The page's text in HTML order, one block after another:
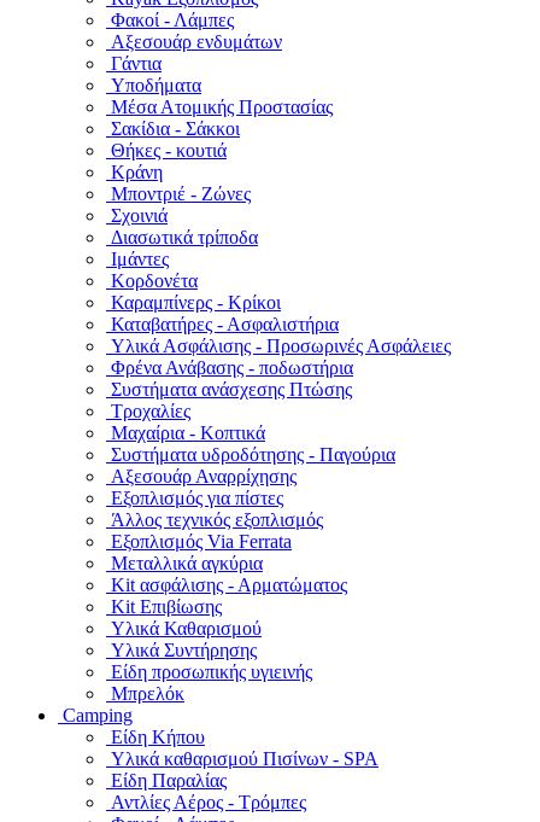
Φακοί - Λάμπες
Αξεσουάρ ενδυμάτων
Γάντια
Υποδήματα
Μέσα Ατομικής Προστασίας
Σακίδια - Σάκκοι
Θήκες - κουτιά
Κράνη
Μποντριέ - Ζώνες
Σχοινιά
Διασωτικά τρίποδα
Ιμάντες
Κορδονέτα
Καραμπίνερς - Κρίκοι
Καταβατήρες - Ασφαλιστήρια
Υλικά Ασφάλισης - Προσωρινές Ασφάλειες
Φρένα Ανάβασης - ποδωστήρια
Συστήματα ανάσχεσης Πτώσης
Τροχαλίες
Μαχαίρια - Κοπτικά
Συστήματα υδροδότησης - Παγούρια
Αξεσουάρ Αναρρίχησης
Εξοπλισμός για πίστες
Άλλος τεχνικός εξοπλισμός
Εξοπλισμός Via Ferrata
Μεταλλικά αγκύρια
Kit ασφάλισης - Αρματώματος
Kit Επιβίωσης
Υλικά Καθαρισμού
Υλικά Συντήρησης
Είδη προσωπικής υγιεινής
Μπρελόκ
Camping
Είδη Κήπου
Υλικά καθαρισμού Πισίνων - SPA
Είδη Παραλίας
Αντλίες Αέρος - Τρόμπες